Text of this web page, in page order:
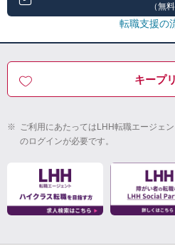
（無料
転職支援の
キープ
※ ご利用にあたってはLHH転職エージェ
のログインが必要です。